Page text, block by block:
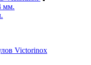
мм.
Victorinox